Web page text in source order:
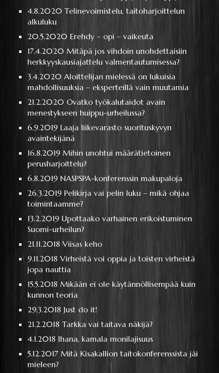
4.8.2020Telinevoimistelu, taitoharjoittelun
alkuluku
20.5.2020Erehdy – opi – vaikeuta
17.4.2020 Mitäpä jos vihdoin unohdettaisiin
herkkyyskausiajattelu valmentautumisessa?
3.4.2020Aloittelijan mielessä on lukuisia
mahdollisuuksia – eksperteillä vain muutamia
21.2.2020 Ovatko työkalutaidot avain
menestykseen huippu-urheilussa?
6.9.2019 Laaja liikevarasto suorituskyvyn
avaintekijänä
16.8.2019 Mihin unohtui määrätietoinen
perusharjoittelu?
6.8.2019 NASPSPA-konferenssin makupaloja
26.3.2019Pelikirja vai pelin luku – mikä ohjaa
toimintaamme?
13.2.2019Upottaako varhainen erikoistuminen
Suomi-urheilun?
21.11.2018Viisas keho
9.11.2018Virheistä voi oppia ja toisten virheistä
jopa nauttia
15.5.2018 Mikään ei ole käytännöllisempää kuin
kunnon teoria
29.3.2018 Just do it!
21.2.2018Tarkka vai taitava näkijä?
4.1.2018 Ihana, kamala monilajisuus
5.12.2017 Mitä Kisakallion taitokonferenssista jäi
mieleen?